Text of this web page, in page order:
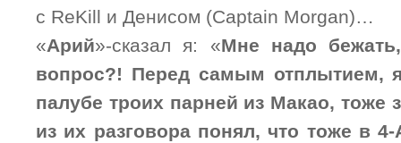
с ReKill и Денисом (Captain Morgan)…
«Арий»-сказал я: «Мне надо
вопрос?! Перед самым отплытием,
палубе троих парней из Макао, тоже
из их разговора понял, что тоже в